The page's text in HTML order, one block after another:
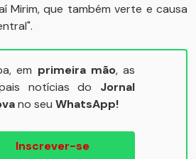
Mirim, que também verte e causa
em primeira mão, as
notícias do Jornal
no seu WhatsApp!
Inscrever-se